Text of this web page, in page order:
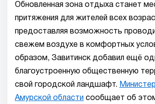
Обновленная зона отдыха станет
притяжения для жителей всех
предоставляя возможность
свежем воздухе в комфортных
образом, Завитинск добавил ещё
благоустроенную общественную
свой городской ландшафт.
Амурской области сообщает об